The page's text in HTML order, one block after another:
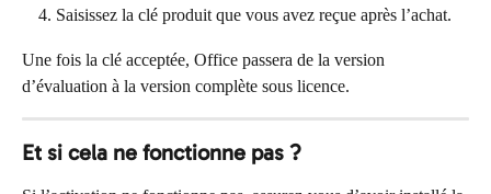
Saisissez la clé produit que vous avez reçue après l’achat.
Une fois la clé acceptée, Office passera de la version
d’évaluation à la version complète sous licence.
Et si cela ne fonctionne pas ?